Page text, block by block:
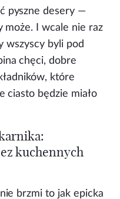
pyszne desery —
może. I wcale nie raz
wszyscy byli pod
chęci, dobre
które
ciasto będzie miało
kuchennych
brzmi to jak epicka